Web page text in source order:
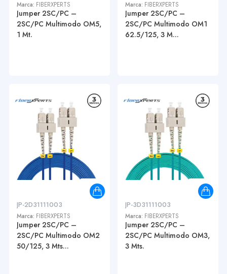
Marca: FIBERXPERTS
Jumper 2SC/PC –
2SC/PC Multimodo OM5,
1 Mt.
Marca: FIBERXPERTS
Jumper 2SC/PC –
2SC/PC Multimodo OM1
62.5/125, 3 M...
JP-2D31111003
Marca: FIBERXPERTS
Jumper 2SC/PC –
2SC/PC Multimodo OM2
50/125, 3 Mts...
JP-3D31111003
Marca: FIBERXPERTS
Jumper 2SC/PC –
2SC/PC Multimodo OM3,
3 Mts.